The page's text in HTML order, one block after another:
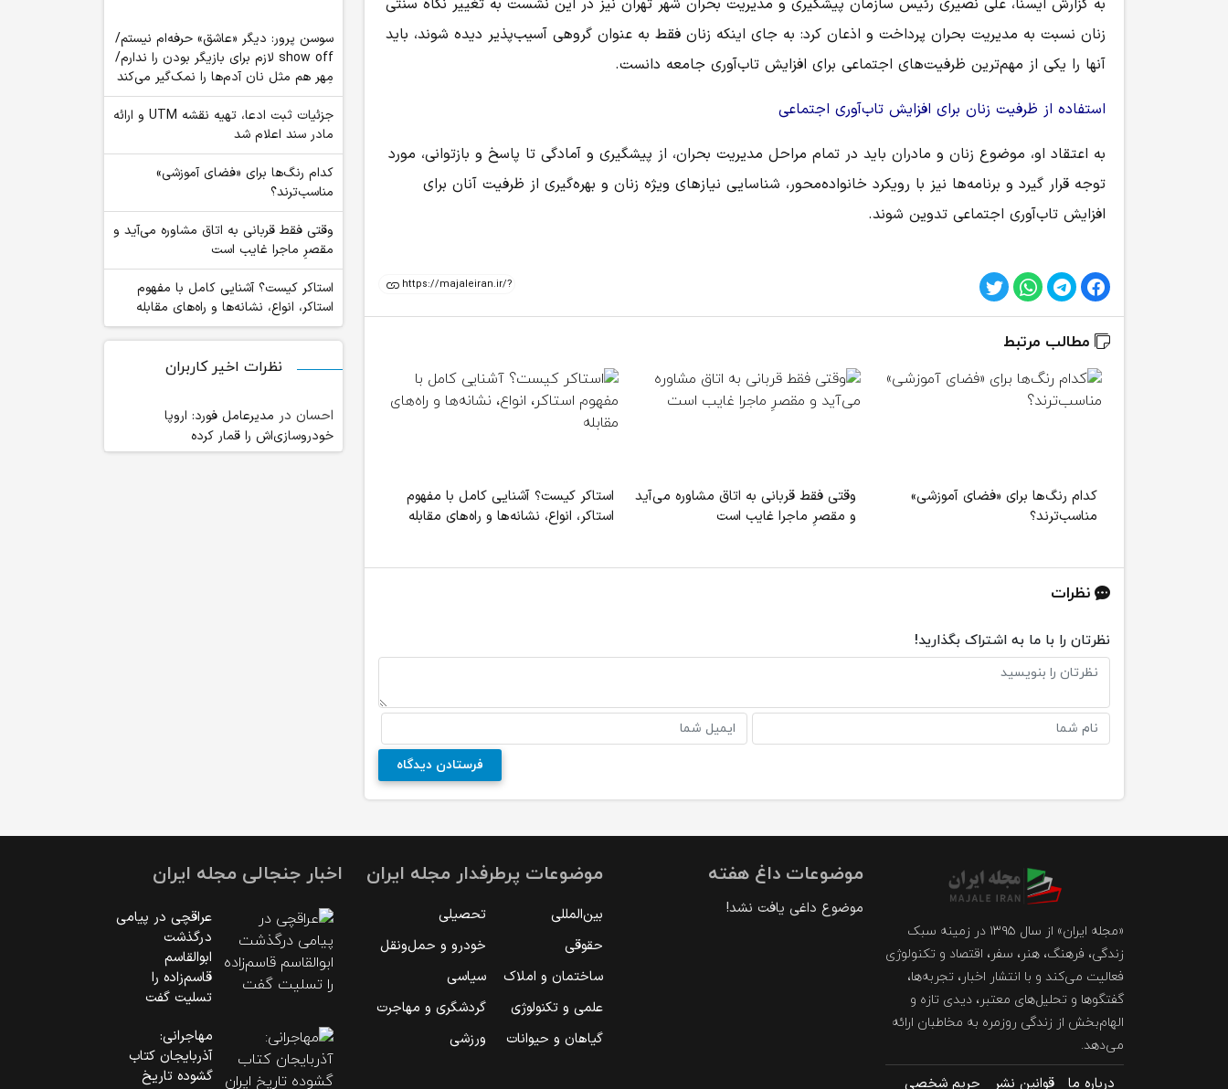
به گزارش ایسنا، علی نصیری رئیس سازمان پیشگیری و مدیریت بحران شهر تهران نیز در این نشست به تغییر نگاه سنتی
زنان نسبت به مدیریت بحران پرداخت و اذعان کرد: به جای اینکه زنان فقط به عنوان گروهی آسیب‌پذیر دیده شوند، باید
آنها را یکی از مهم‌ترین ظرفیت‌های اجتماعی برای افزایش تاب‌آوری جامعه دانست.
استفاده از ظرفیت زنان برای افزایش تاب‌آوری اجتماعی
به اعتقاد او، موضوع زنان و مادران باید در تمام مراحل مدیریت بحران، از پیشگیری و آمادگی تا پاسخ و بازتوانی، مورد
توجه قرار گیرد و برنامه‌ها نیز با رویکرد خانواده‌محور، شناسایی نیازهای ویژه زنان و بهره‌گیری از ظرفیت آنان برای
افزایش تاب‌آوری اجتماعی تدوین شوند.
مطالب مرتبط
کدام رنگ‌ها برای «فضای آموزشی»
مناسب‌ترند؟
وقتی فقط قربانی به اتاق مشاوره می‌آید
و مقصرِ ماجرا غایب است
استاکر کیست؟ آشنایی کامل با مفهوم
استاکر، انواع، نشانه‌ها و راه‌های مقابله
نظرات
نظرتان را با ما به اشتراک بگذارید!
سوسن پرور: دیگر «عاشق» حرفه‌ام نیستم/
show off لازم برای بازیگر بودن را ندارم/
مِهر هم مثل نان آدم‌ها را نمک‌گیر می‌کند
جزئیات ثبت ادعا، تهیه نقشه UTM و ارائه
مادر سند اعلام شد
کدام رنگ‌ها برای «فضای آموزشی»
مناسب‌ترند؟
وقتی فقط قربانی به اتاق مشاوره می‌آید و
مقصرِ ماجرا غایب است
استاکر کیست؟ آشنایی کامل با مفهوم
استاکر، انواع، نشانه‌ها و راه‌های مقابله
نظرات اخیر کاربران
احسان در مدیرعامل فورد: اروپا
خودروسازی‌اش را قمار کرده
«مجله ایران» از سال ۱۳۹۵ در زمینه سبک
زندگی، فرهنگ، هنر، سفر، اقتصاد و تکنولوژی
فعالیت می‌کند و با انتشار اخبار، تجربه‌ها،
گفتگوها و تحلیل‌های معتبر، دیدی تازه و
الهام‌بخش از زندگی روزمره به مخاطبان ارائه
می‌دهد.
درباره ما قوانین نشر حریم شخصی
موضوعات داغ هفته
موضوع داغی یافت نشد!
موضوعات پرطرفدار مجله ایران
بین‌المللی
تحصیلی
حقوقی
خودرو و حمل‌و‌نقل
ساختمان و املاک
سیاسی
علمی و تکنولوژی
گردشگری و مهاجرت
گیاهان و حیوانات
ورزشی
اخبار جنجالی مجله ایران
عراقچی در پیامی
درگذشت
ابوالقاسم
قاسم‌زاده را
تسلیت گفت
مهاجرانی:
آذربایجان کتاب
گشوده تاریخ